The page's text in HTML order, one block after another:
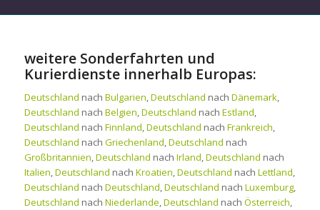
weitere Sonderfahrten und
Kurierdienste innerhalb Europas:
Deutschland nach Bulgarien,Deutschland nach Dänemark,
Deutschland nach Belgien,Deutschland nach Estland,
Deutschland nach Finnland,Deutschland nach Frankreich,
Deutschland nach Griechenland,Deutschland nach
Großbritannien,Deutschland nach Irland,Deutschland nach
Italien,Deutschland nach Kroatien,Deutschland nach Lettland,
Deutschland nach Deutschland,Deutschland nach Luxemburg,
Deutschland nach Niederlande,Deutschland nach Österreich,